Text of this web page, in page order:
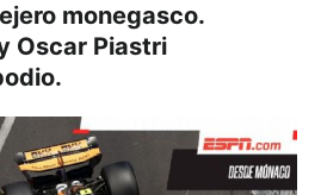
monegasco.
Oscar Piastri